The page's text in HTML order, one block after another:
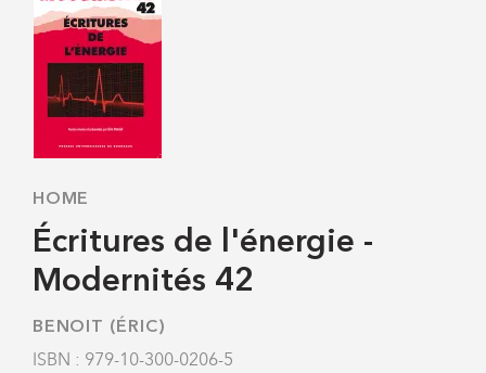
HOME
Écritures de l'énergie -
Modernités 42
BENOIT (ÉRIC)
ISBN : 979-10-300-0206-5